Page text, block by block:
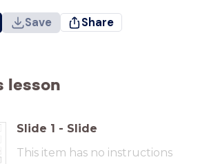
Save Share
lesson
Slide 1 - Slide
This item has no instructions